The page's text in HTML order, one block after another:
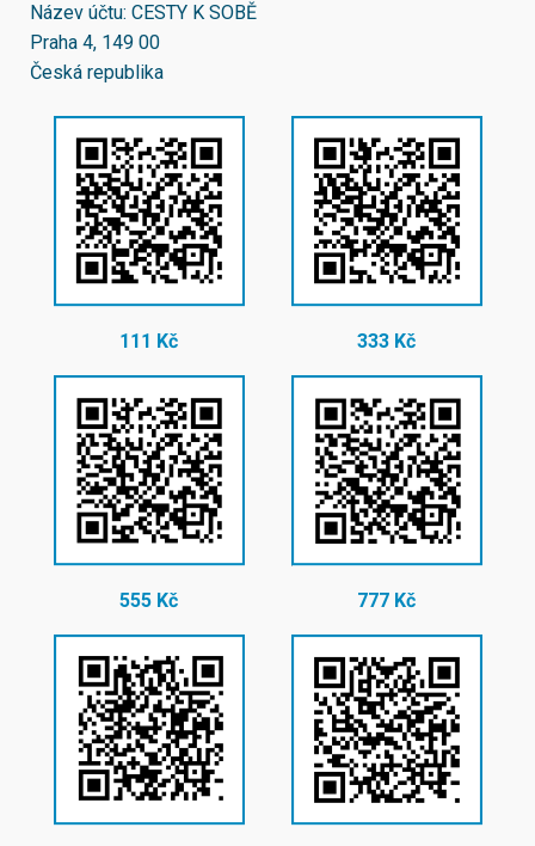
Název účtu: CESTY K SOBĚ
Praha 4, 149 00
Česká republika
111 Kč 333 Kč
555 Kč 777 Kč